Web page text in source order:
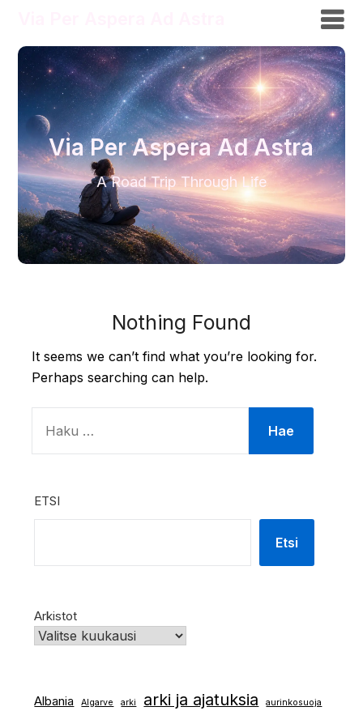
Via Per Aspera Ad Astra
A Road Trip Through Life
Nothing Found
It seems we can’t find what you’re looking for.
Perhaps searching can help.
ETSI
Etsi
Arkistot
Albania Algarve arki arki ja ajatuksia aurinkosuoja